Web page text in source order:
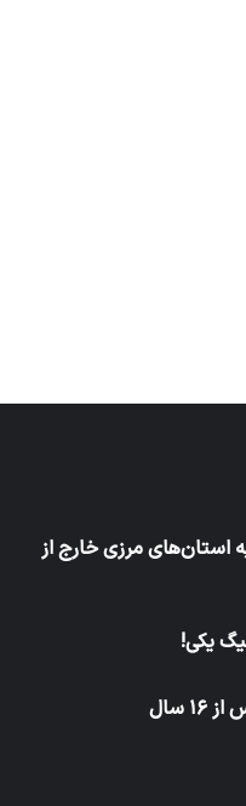
به استان‌های مرزی خارج از
یکی!
سال